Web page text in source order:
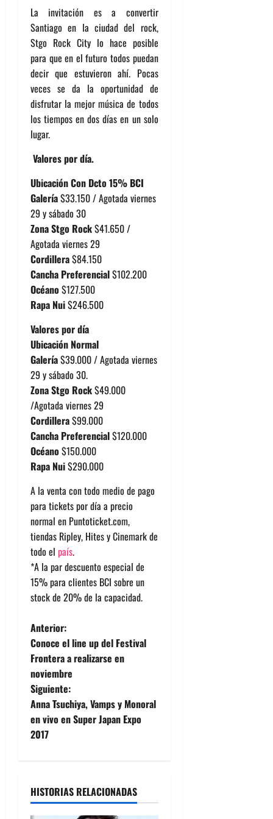
La invitación es a convertir
Santiago en la ciudad del rock,
Stgo Rock City lo hace posible
para que en el futuro todos puedan
decir que estuvieron ahí. Pocas
veces se da la oportunidad de
disfrutar la mejor música de todos
los tiempos en dos días en un solo
lugar.
Valores por día.
UbicaciónCon Dcto 15% BCI
Galería$33.150/ Agotada viernes
29 y sábado 30
Zona Stgo Rock$41.650/
Agotada viernes 29
Cordillera$84.150
Cancha Preferencial$102.200
Océano$127.500
Rapa Nui$246.500
Valores por día
Ubicación Normal
Galería$39.000/ Agotada viernes
29 y sábado 30.
Zona Stgo Rock$49.000
/Agotada viernes 29
Cordillera$99.000
Cancha Preferencial$120.000
Océano$150.000
Rapa Nui$290.000
A la venta con todo medio de pago
para tickets por día a precio
normal en Puntoticket.com,
tiendas Ripley, Hites y Cinemark de
todo el país.
*A la par descuento especial de
15% para clientes BCI sobre un
stock de 20% de la capacidad.
N
a
v
e
g
c
i
Anterior:
Conoce el line up del Festival
Frontera a realizarse en
noviembre
Siguiente:
Anna Tsuchiya, Vamps y Monoral
en vivo en Super Japan Expo
2017
HISTORIAS RELACIONADAS